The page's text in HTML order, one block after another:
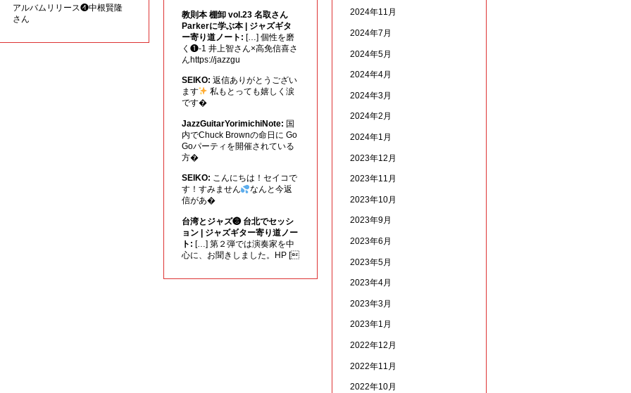
アルバムリリース❹中根賢隆
さん
教則本 棚卸 vol.23 名取さん
Parkerに学ぶ本 | ジャズギタ
ー寄り道ノート: […] 個性を磨
く❶-1 井上智さん×高免信喜さ
んhttps://jazzgu
SEIKO: 返信ありがとうござい
ます
私もとっても嬉しく涙
です�
JazzGuitarYorimichiNote: 国
内でChuck Brownの命日に Go
Goパーティを開催されている
方�
SEIKO: こんにちは！セイコで
す！すみません
なんと今返
信があ�
台湾とジャズ❸ 台北でセッシ
ョン | ジャズギター寄り道ノー
ト: […] 第２弾では演奏家を中
心に、お聞きしました。HP [
2024年11月
2024年7月
2024年5月
2024年4月
2024年3月
2024年2月
2024年1月
2023年12月
2023年11月
2023年10月
2023年9月
2023年6月
2023年5月
2023年4月
2023年3月
2023年1月
2022年12月
2022年11月
2022年10月